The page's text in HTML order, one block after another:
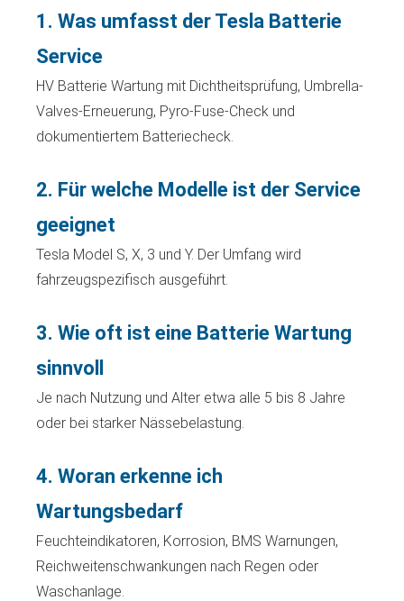
1. Was umfasst der Tesla Batterie
Service
HV Batterie Wartung mit Dichtheitsprüfung, Umbrella-
Valves-Erneuerung, Pyro-Fuse-Check und
dokumentiertem Batteriecheck.
2. Für welche Modelle ist der Service
geeignet
Tesla Model S, X, 3 und Y. Der Umfang wird
fahrzeugspezifisch ausgeführt.
3. Wie oft ist eine Batterie Wartung
sinnvoll
Je nach Nutzung und Alter etwa alle 5 bis 8 Jahre
oder bei starker Nässebelastung.
4. Woran erkenne ich
Wartungsbedarf
Feuchteindikatoren, Korrosion, BMS Warnungen,
Reichweitenschwankungen nach Regen oder
Waschanlage.